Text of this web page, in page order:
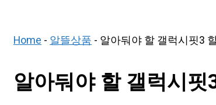
Home-알뜰상품- 알아둬야 할 갤럭시핏3
알아둬야 할 갤럭시